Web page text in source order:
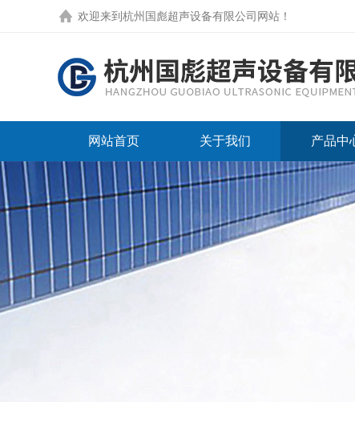
欢迎来到 杭州国彪超声设备有限公司网站 ！
网站首页 关于我们 产品中